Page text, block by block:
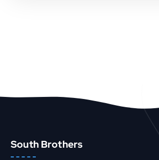
South Brothers